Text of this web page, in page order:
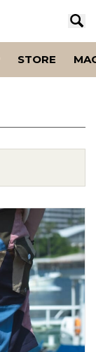
STORE